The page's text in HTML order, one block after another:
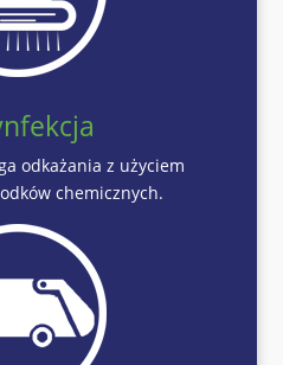
odkażania z użyciem
chemicznych.